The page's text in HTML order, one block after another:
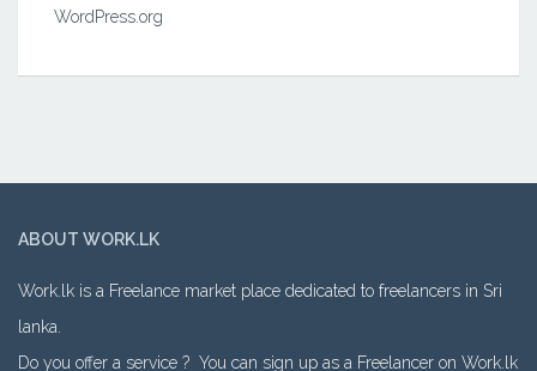
WordPress.org
ABOUT WORK.LK
Work.lk is a Freelance market place dedicated to freelancers in Sri
lanka.
Do you offer a service ? You can sign up as a Freelancer on Work.lk